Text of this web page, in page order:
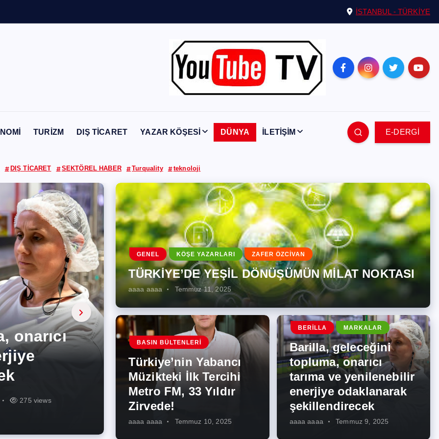
İSTANBUL - TÜRKİYE
TURİZM DIŞ TİCARET YAZAR KÖŞESİ DÜNYA İLETİŞİM E-DERGİ
DIŞ TİCARET SEKTÖREL HABER Turquality teknoloji
345 views
İlk
274 views
onarıcı
275 views
Enerji
İş
287 views
Kısa
227 views
Artması
262 views
GENEL KÖŞE YAZARLARI ZAFER ÖZCİVAN
TÜRKİYE’DE YEŞİL DÖNÜŞÜMÜN MİLAT NOKTASI
aaaa aaaa Temmuz 11, 2025
BASIN BÜLTENLERI
Türkiye’nin Yabancı
Müzikteki İlk Tercihi
Metro FM, 33 Yıldır
Zirvede!
aaaa aaaa Temmuz 10, 2025
BERILLA MARKALAR
Barilla, geleceğini
topluma, onarıcı
tarıma ve yenilenebilir
enerjiye odaklanarak
şekillendirecek
aaaa aaaa Temmuz 9, 2025